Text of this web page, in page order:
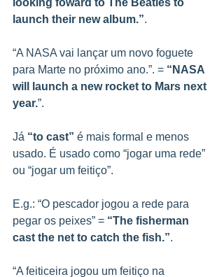
looking foward to The Beatles to
launch their new album.”.
“A NASA vai lançar um novo foguete
para Marte no próximo ano.”. = “NASA
will launch a new rocket to Mars next
year.”.
Já “to cast” é mais formal e menos
usado. É usado como “jogar uma rede”
ou “jogar um feitiço”.
E.g.: “O pescador jogou a rede para
pegar os peixes” = “The fisherman
cast the net to catch the fish.”.
“A feiticeira jogou um feitiço na